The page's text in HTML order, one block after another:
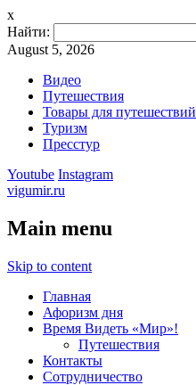
x
Найти:
August 5, 2026
Видео
Путешествия
Товары для путешествий
Туризм
Пресстур
Youtube Instagram
vigumir.ru
Main menu
Skip to content
Главная
Афоризм дня
Время Видеть «Мир»!
Путешествия
Контакты
Сотрудничество